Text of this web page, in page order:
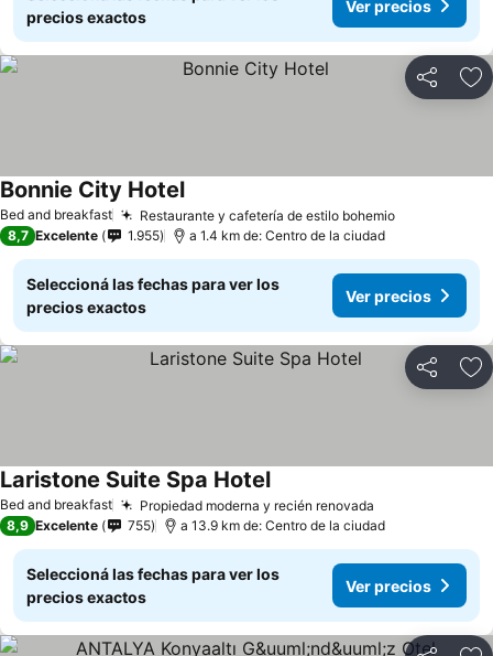
precios exactos
Ver precios
Compartir
Bed and breakfast Restaurante y cafetería de estilo bohemio
Bonnie City Hotel
8,7 Excelente 1.955 a 1.4 km de: Centro de la ciudad
Seleccioná las fechas para ver los
precios exactos
Ver precios
Compartir
Bed and breakfast Propiedad moderna y recién renovada
Laristone Suite Spa Hotel
8,9 Excelente 755 a 13.9 km de: Centro de la ciudad
Seleccioná las fechas para ver los
precios exactos
Ver precios